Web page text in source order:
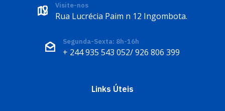
Visite-nos
Rua Lucrécia Paim n 12 Ingombota.
Segunda-Sexta: 8h-16h
+ 244 935 543 052/ 926 806 399
Links Úteis